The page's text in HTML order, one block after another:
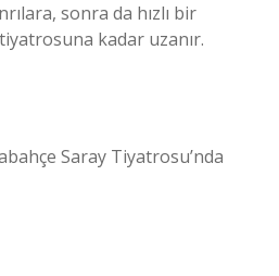
sonra da hızlı bir
kadar uzanır.
Saray Tiyatrosu’nda